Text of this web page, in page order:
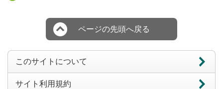
ページの先頭へ戻る
このサイトについて
サイト利用規約